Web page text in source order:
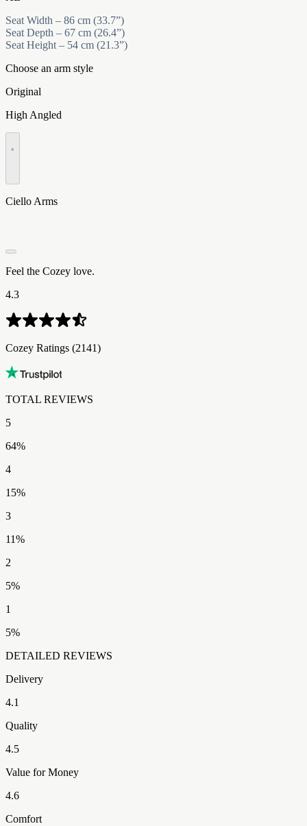
Seat Width – 86 cm (33.7”)
Seat Depth – 67 cm (26.4”)
Seat Height – 54 cm (21.3”)
Choose an arm style
Original
High Angled
•
Ciello Arms
Feel the Cozey love.
4.3
Cozey Ratings​​​​‌ ‍ ​‍​‍‌‍ ‌ ​‍‌‍‍‌‌‍‌ ‌‍‍‌‌‍ ‍​‍​‍​ ‍‍​‍​‍‌ ​ ‌‍​‌‌‍ ‍‌‍‍‌‌ ‌​‌ ‍‌​‍ ‍‌‍‍‌‌‍ ​‍​‍​‍ ​​‍​‍‌‍‍​‌ ​‍‌‍‌‌‌‍‌‍​‍​‍​ ‍‍​‍​‍‌‍‍​‌ ‌​‌ ‌​‌ ​​‌ ​ ​ ‍‍​‍ ​‍ ‌‍ ​‌‍ ‌‍​ ‌‍​‌‌‍ ​‌‍‍​‌‍ ‌ ​ ‌ ‌​​ ‍‍​ ​ ​ ​​​ ​​​ ​​​‍ ‌ ​ ‌ ‌​‌ ‌‌‌‍‌​‌‍‍‌‌‍ ​‍ ‌‍‍‌‌‍ ‍‌ ‌​‌‍‌‌‌‍ ‍‌ ‌​​‍ ‌‍‌‌‌‍‌​‌‍‍‌‌ ‌​​‍ ‌‍ ‌‌‍ ‌‍‌​‌‍‌‌​ ‌‌ ​​‌ ​‍‌‍‌‌‌ ​ ‌‍‌‌‌‍ ‍‌ ‌​‌‍​‌‌ ‌​‌‍‍‌‌‍ ‌‍ ‍​ ‍ ‌‍‍‌‌‍‌​​ ‌​ ​‌​ ​‌‌‍​‌‌‍​ ‌‍‌‍​ ‍​​ ​ ​ ‌​​‍ ‌​ ‌‍‌‍​‍‌‍​‌‌‍​ ​‍ ‌​ ‌​​ ​‌​ ‍​​ ‌ ​‍ ‌​ ‍‌‌‍‌‌​ ​ ‌‍​‌​‍ ‌‌‍‌​​ ‌​​ ‍‌​ ‌‍​ ​‌​ ‌‌‌‍​ ‌‍​ ‌‍‌‌​ ​ ​ ‌ ‌‍‌​​ ‍ ‌ ‌​‌ ‍‌‌ ​​‌‍‌‌​ ‌‌ ​​‌‍‌​‌ ​​​ ‍ ‌ ​​‌‍​‌‌ ‌​‌‍‍​​ ‌‌ ‌‍‌‍​‌‌‍ ​‌ ‌‌‌‍‌‌‌​​‌‌‍‌​‌‍‌​‌‍‌‌‌‍‌​‌‌​ ‌‍‌‌‌‍​ ‌ ‌​‌‍‍‌‌‍ ‌‍ ‍‌ ​ ​‍‌‌​ ‌‌‌​​‍‌‌ ‌‍‍ ‌‍‌‌‌ ‍‌​‍‌‌​ ​ ‌​‌​​‍‌‌​ ​ ‌​‌​​‍‌‌​ ​‍​ ​‍​ ‌ ‌‍​ ​ ‌‍‌‍‌‍‌‍‌‍‌‍​‍​ ​‍​ ​‍​ ​​​ ‍‌‌‍​‍​ ​ ​‍‌‌​ ​‍​ ​‍​‍‌‌​ ‌‌‌​‌​​‍ ‍‌ ​‍‌‍‌‌‌ ‌‍‌‍‍‌‌‍‌‌‌ ‌ ‌‌​ ‌ ‌‌‌‍ ‌‌‍ ‌‌‍​‌‌ ​‍‌ ‍‌‌‌‌​‌‍‌‌‌‍ ‌‌ ​​‌‍ ​‌‍​‌‌ ‌​‌‍‌‌​‍ ‍‌ ​ ‌ ‌‌‌‍ ‌‌‍ ‌‌‍​‌‌ ​‍‌ ‍‌‌​‌​‌‍​‌‌ ‌​‌‍​‌​‍ ‍‌ ‌​‌‍ ‌ ‌​‌‍​‌‌‍ ​‌‌​‍‌‍​‌‌ ‌​‌‍‍‌‌‍ ‍‌‍‌ ‌‌‌​‌‍‌‌‌ ‍​‌ ‌​​ ‌‍​‍‌‍​‌‌ ​ ‌‍‌‌‌‌‌‌‌ ​‍‌‍ ​​ ‌‌‍‍​‌ ‌​‌ ‌​‌ ​​‌ ​ ​‍‌‌​ ​ ‌​​‌​‍‌‌​ ​‍‌​‌‍​‍‌‌​ ​‍‌​‌‍‌‍ ​‌‍ ‌‍​ ‌‍​‌‌‍ ​‌‍‍​‌‍ ‌ ​ ‌ ‌​​‍‌‌​ ​ ‌​​‌​ ​ ​ ​​​ ​​​ ​​​‍‌‌​ ​‍‌​‌‍‌ ​ ‌ ‌​‌ ‌‌‌‍‌​‌‍‍‌‌‍ ​‍‌‍‌‍‍‌‌‍‌​​ ‌​ ​‌​ ​‌‌‍​‌‌‍​ ‌‍‌‍​ ‍​​ ​ ​ ‌​​‍ ‌​ ‌‍‌‍​‍‌‍​‌‌‍​ ​‍ ‌​ ‌​​ ​‌​ ‍​​ ‌ ​‍ ‌​ ‍‌‌‍‌‌​ ​ ‌‍​‌​‍ ‌‌‍‌​​ ‌​​ ‍‌​ ‌‍​ ​‌​ ‌‌‌‍​ ‌‍​ ‌‍‌‌​ ​ ​ ‌ ‌‍‌​​‍‌‍‌ ‌​‌ ‍‌‌ ​​‌‍‌‌​ ‌‌ ​​‌‍‌​‌ ​​​‍‌‍‌ ​​‌‍​‌‌ ‌​‌‍‍​​ ‌‌ ‌‍‌‍​‌‌‍ ​‌ ‌‌‌‍‌‌‌​​‌‌‍‌​‌‍‌​‌‍‌‌‌‍‌​‌‌​ ‌‍‌‌‌‍​ ‌ ‌​‌‍‍‌‌‍ ‌‍ ‍‌ ​ ​‍‌‌​ ‌‌‌​​‍‌‌ ‌‍‍ ‌‍‌‌‌ ‍‌​‍‌‌​ ​ ‌​‌​​‍‌‌​ ​ ‌​‌​​‍‌‌​ ​‍​ ​‍​ ‌ ‌‍​ ​ ‌‍‌‍‌‍‌‍‌‍‌‍​‍​ ​‍​ ​‍​ ​​​ ‍‌‌‍​‍​ ​ ​‍‌‌​ ​‍​ ​‍​‍‌‌​ ‌‌‌​‌​​‍ ‍‌ ​‍‌‍‌‌‌ ‌‍‌‍‍‌‌‍‌‌‌ ‌ ‌‌​ ‌ ‌‌‌‍ ‌‌‍ ‌‌‍​‌‌ ​‍‌ ‍‌‌‌‌​‌‍‌‌‌‍ ‌‌ ​​‌‍ ​‌‍​‌‌ ‌​‌‍‌‌​‍ ‍‌ ​ ‌ ‌‌‌‍ ‌‌‍ ‌‌‍​‌‌ ​‍‌ ‍‌‌​‌​‌‍​‌‌ ‌​‌‍​‌​‍ ‍‌ ‌​‌‍ ‌ ‌​‌‍​‌‌‍ ​‌‌​‍‌‍​‌‌ ‌​‌‍‍‌‌‍ ‍‌‍‌ ‌‌‌​‌‍‌‌‌ ‍​‌ ‌​​‍‌‍‌ ​​‌‍‌‌‌ ​‍‌ ​ ‌ ​​‌‍‌‌‌‍​ ‌ ‌​‌‍‍‌‌ ‌‍‌‍‌‌​ ‌‌ ​​‌ ‌‌‌‍​‍‌‍ ​‌‍‍‌‌ ​ ‌‍‍​‌‍‌‌‌‍‌​​‍​‍‌ ‌ (2141)
TOTAL REVIEWS​​​​‌ ‍ ​‍​‍‌‍ ‌ ​‍‌‍‍‌‌‍‌ ‌‍‍‌‌‍ ‍​‍​‍​ ‍‍​‍​‍‌ ​ ‌‍​‌‌‍ ‍‌‍‍‌‌ ‌​‌ ‍‌​‍ ‍‌‍‍‌‌‍ ​‍​‍​‍ ​​‍​‍‌‍‍​‌ ​‍‌‍‌‌‌‍‌‍​‍​‍​ ‍‍​‍​‍‌‍‍​‌ ‌​‌ ‌​‌ ​​‌ ​ ​ ‍‍​‍ ​‍ ‌‍ ​‌‍ ‌‍​ ‌‍​‌‌‍ ​‌‍‍​‌‍ ‌ ​ ‌ ‌​​ ‍‍​ ​ ​ ​​​ ​​​ ​​​‍ ‌ ​ ‌ ‌​‌ ‌‌‌‍‌​‌‍‍‌‌‍ ​‍ ‌‍‍‌‌‍ ‍‌ ‌​‌‍‌‌‌‍ ‍‌ ‌​​‍ ‌‍‌‌‌‍‌​‌‍‍‌‌ ‌​​‍ ‌‍ ‌‌‍ ‌‍‌​‌‍‌‌​ ‌‌ ​​‌ ​‍‌‍‌‌‌ ​ ‌‍‌‌‌‍ ‍‌ ‌​‌‍​‌‌ ‌​‌‍‍‌‌‍ ‌‍ ‍​ ‍ ‌‍‍‌‌‍‌​​ ‌​ ​‌​ ​‌‌‍​‌‌‍​ ‌‍‌‍​ ‍​​ ​ ​ ‌​​‍ ‌​ ‌‍‌‍​‍‌‍​‌‌‍​ ​‍ ‌​ ‌​​ ​‌​ ‍​​ ‌ ​‍ ‌​ ‍‌‌‍‌‌​ ​ ‌‍​‌​‍ ‌‌‍‌​​ ‌​​ ‍‌​ ‌‍​ ​‌​ ‌‌‌‍​ ‌‍​ ‌‍‌‌​ ​ ​ ‌ ‌‍‌​​ ‍ ‌ ‌​‌ ‍‌‌ ​​‌‍‌‌​ ‌‌ ​​‌‍‌​‌ ​​​ ‍ ‌ ​​‌‍​‌‌ ‌​‌‍‍​​ ‌‌ ‌‍‌‍​‌‌‍ ​‌ ‌‌‌‍‌‌‌​​‌‌‍‌​‌‍‌​‌‍‌‌‌‍‌​‌‌​ ‌‍‌‌‌‍​ ‌ ‌​‌‍‍‌‌‍ ‌‍ ‍‌ ​ ​‍‌‌​ ‌‌‌​​‍‌‌ ‌‍‍ ‌‍‌‌‌ ‍‌​‍‌‌​ ​ ‌​‌​​‍‌‌​ ​ ‌​‌​​‍‌‌​ ​‍​ ​‍​ ‌ ‌‍​ ​ ‌‍‌‍‌‍‌‍‌‍‌‍​‍​ ​‍​ ​‍​ ​​​ ‍‌‌‍​‍​ ​ ​‍‌‌​ ​‍​ ​‍​‍‌‌​ ‌‌‌​‌​​‍ ‍‌ ​‍‌‍‌‌‌ ‌‍‌‍‍‌‌‍‌‌‌ ‌ ‌‌​ ‌ ‌‌‌‍ ‌‌‍ ‌‌‍​‌‌ ​‍‌ ‍‌‌‌‌​‌‍‌‌‌‍ ‌‌ ​​‌‍ ​‌‍​‌‌ ‌​‌‍‌‌​‍ ‍‌‍​‍‌ ​‍‌‍‌‌‌‍​‌‌‍‍ ‌‍‌​‌‍ ‌ ‌ ‌‍ ‍‌​‌​‌‍​‌‌ ‌​‌‍​‌​‍ ‍‌ ‌​‌‍‍‌‌ ‌​‌‍ ​‌‍‌‌​ ‌‍​‍‌‍​‌‌ ​ ‌‍‌‌‌‌‌‌‌ ​‍‌‍ ​​ ‌‌‍‍​‌ ‌​‌ ‌​‌ ​​‌ ​ ​‍‌‌​ ​ ‌​​‌​‍‌‌​ ​‍‌​‌‍​‍‌‌​ ​‍‌​‌‍‌‍ ​‌‍ ‌‍​ ‌‍​‌‌‍ ​‌‍‍​‌‍ ‌ ​ ‌ ‌​​‍‌‌​ ​ ‌​​‌​ ​ ​ ​​​ ​​​ ​​​‍‌‌​ ​‍‌​‌‍‌ ​ ‌ ‌​‌ ‌‌‌‍‌​‌‍‍‌‌‍ ​‍‌‍‌‍‍‌‌‍‌​​ ‌​ ​‌​ ​‌‌‍​‌‌‍​ ‌‍‌‍​ ‍​​ ​ ​ ‌​​‍ ‌​ ‌‍‌‍​‍‌‍​‌‌‍​ ​‍ ‌​ ‌​​ ​‌​ ‍​​ ‌ ​‍ ‌​ ‍‌‌‍‌‌​ ​ ‌‍​‌​‍ ‌‌‍‌​​ ‌​​ ‍‌​ ‌‍​ ​‌​ ‌‌‌‍​ ‌‍​ ‌‍‌‌​ ​ ​ ‌ ‌‍‌​​‍‌‍‌ ‌​‌ ‍‌‌ ​​‌‍‌‌​ ‌‌ ​​‌‍‌​‌ ​​​‍‌‍‌ ​​‌‍​‌‌ ‌​‌‍‍​​ ‌‌ ‌‍‌‍​‌‌‍ ​‌ ‌‌‌‍‌‌‌​​‌‌‍‌​‌‍‌​‌‍‌‌‌‍‌​‌‌​ ‌‍‌‌‌‍​ ‌ ‌​‌‍‍‌‌‍ ‌‍ ‍‌ ​ ​‍‌‌​ ‌‌‌​​‍‌‌ ‌‍‍ ‌‍‌‌‌ ‍‌​‍‌‌​ ​ ‌​‌​​‍‌‌​ ​ ‌​‌​​‍‌‌​ ​‍​ ​‍​ ‌ ‌‍​ ​ ‌‍‌‍‌‍‌‍‌‍‌‍​‍​ ​‍​ ​‍​ ​​​ ‍‌‌‍​‍​ ​ ​‍‌‌​ ​‍​ ​‍​‍‌‌​ ‌‌‌​‌​​‍ ‍‌ ​‍‌‍‌‌‌ ‌‍‌‍‍‌‌‍‌‌‌ ‌ ‌‌​ ‌ ‌‌‌‍ ‌‌‍ ‌‌‍​‌‌ ​‍‌ ‍‌‌‌‌​‌‍‌‌‌‍ ‌‌ ​​‌‍ ​‌‍​‌‌ ‌​‌‍‌‌​‍ ‍‌‍​‍‌ ​‍‌‍‌‌‌‍​‌‌‍‍ ‌‍‌​‌‍ ‌ ‌ ‌‍ ‍‌​‌​‌‍​‌‌ ‌​‌‍​‌​‍ ‍‌ ‌​‌‍‍‌‌ ‌​‌‍ ​‌‍‌‌​‍‌‍‌ ​​‌‍‌‌‌ ​‍‌ ​ ‌ ​​‌‍‌‌‌‍​ ‌ ‌​‌‍‍‌‌ ‌‍‌‍‌‌​ ‌‌ ​​‌ ‌‌‌‍​‍‌‍ ​‌‍‍‌‌ ​ ‌‍‍​‌‍‌‌‌‍‌​​‍​‍‌ ‌
5
64%
4
15%
3
11%
2
5%
1
5%
DETAILED REVIEWS
Delivery
4.1
Quality
4.5
Value for Money
4.6
Comfort